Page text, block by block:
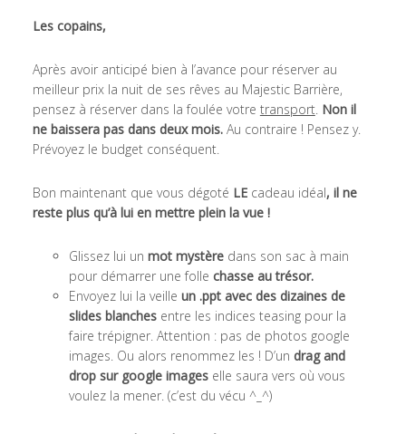
Les copains,
Après avoir anticipé bien à l’avance pour réserver au
meilleur prix la nuit de ses rêves au Majestic Barrière,
pensez à réserver dans la foulée votre transport. Non il
ne baissera pas dans deux mois.Au contraire ! Pensez y.
Prévoyez le budget conséquent.
Bon maintenant que vous dégoté LE cadeau idéal, il ne
reste plus qu’à lui en mettre plein la vue !
Glissez lui un mot mystèredans son sac à main
pour démarrer une folle chasse au trésor.
Envoyez lui la veille un .ppt avec des dizaines de
slides blanchesentre les indices teasing pour la
faire trépigner. Attention : pas de photos google
images. Ou alors renommez les ! D’un drag and
drop sur google imageselle saura vers où vous
voulez la mener. (c’est du vécu ^_^)